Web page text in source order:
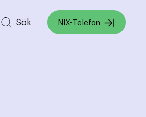
Sök NIX-Telefon